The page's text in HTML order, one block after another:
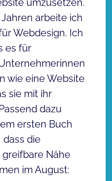
umzusetzen.
arbeite ich
Webdesign. Ich
es für
wie eine Website
sie mit ihr
dazu
ersten Buch
dass die
Nähe
im August: